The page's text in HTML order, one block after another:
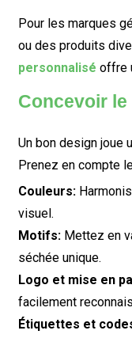
Pour les marques
ou des produits
personnalisé offre
Concevoir le
Un bon design joue
Prenez en compte
Couleurs:
visuel.
Motifs:Mettez en
séchée unique.
Logo et mise en
facilement
Étiquettes et